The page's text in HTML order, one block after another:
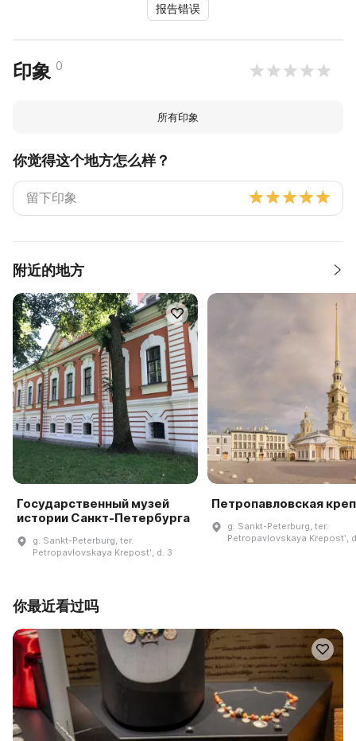
报告错误
印象 0
所有印象
你觉得这个地方怎么样？
附近的地方
Государственный музей
истории Санкт-Петербурга
g. Sankt-Peterburg, ter.
Petropavlovskaya Krepostʹ, d. 3
Петропавловская
g. Sankt-Peterburg, ter.
Petropavlovskaya Krepostʹ,
你最近看过吗